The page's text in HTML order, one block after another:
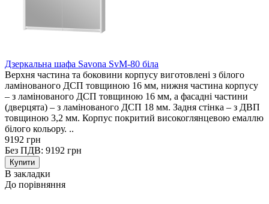
Дзеркальна шафа Savona SvM-80 біла
Верхня частина та боковини корпусу виготовлені з білого
ламінованого ДСП товщиною 16 мм, нижня частина корпусу
– з ламінованого ДСП товщиною 16 мм, а фасадні частини
(дверцята) – з ламінованого ДСП 18 мм. Задня стінка – з ДВП
товщиною 3,2 мм. Корпус покритий високоглянцевою емаллю
білого кольору. ..
9192 грн
Без ПДВ: 9192 грн
В закладки
До порівняння